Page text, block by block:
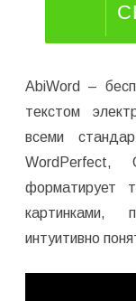
AbiWord –
текстом
всеми
WordPerfect,
форматирует
картинками,
интуитивно